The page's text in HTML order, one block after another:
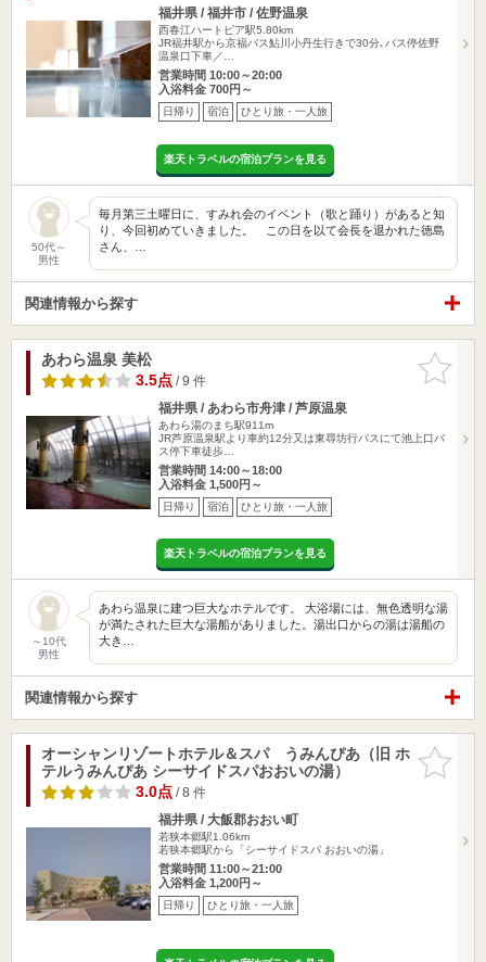
福井県 / 福井市 / 佐野温泉
西春江ハートピア駅5.80km
JR福井駅から京福バス鮎川小丹生行きで30分､バス停佐野
温泉口下車／…
営業時間 10:00～20:00
入浴料金 700円～
日帰り 宿泊 ひとり旅・一人旅
楽天トラベルの宿泊プランを見る
50代～
男性
毎月第三土曜日に、すみれ会のイベント（歌と踊り）があると知
り、今回初めていきました。 この日を以て会長を退かれた徳島
さん、…
関連情報から探す
お気に入
りに追加
あわら温泉 美松
3.5点/ 9 件
福井県 / あわら市舟津 / 芦原温泉
あわら湯のまち駅911m
JR芦原温泉駅より車約12分又は東尋坊行バスにて池上口バ
ス停下車徒歩…
営業時間 14:00～18:00
入浴料金 1,500円～
日帰り 宿泊 ひとり旅・一人旅
楽天トラベルの宿泊プランを見る
～10代
男性
あわら温泉に建つ巨大なホテルです。 大浴場には、無色透明な湯
が満たされた巨大な湯船がありました。湯出口からの湯は湯船の
大き…
関連情報から探す
お気に入
りに追加
オーシャンリゾートホテル＆スパ うみんぴあ（旧 ホ
テルうみんぴあ シーサイドスパおおいの湯）
3.0点/ 8 件
福井県 / 大飯郡おおい町
若狭本郷駅1.06km
若狭本郷駅から「シーサイドスパ おおいの湯」
営業時間 11:00～21:00
入浴料金 1,200円～
日帰り ひとり旅・一人旅